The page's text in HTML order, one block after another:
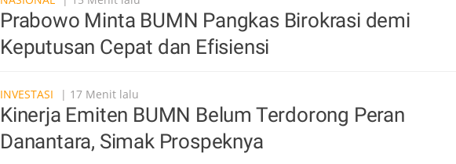
Prabowo Minta BUMN Pangkas Birokrasi demi
Keputusan Cepat dan Efisiensi
INVESTASI | 17 Menit lalu
Kinerja Emiten BUMN Belum Terdorong Peran
Danantara, Simak Prospeknya